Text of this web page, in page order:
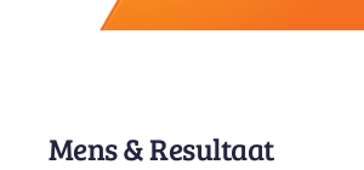
Mens & Resultaat